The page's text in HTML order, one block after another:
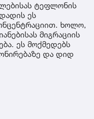
ტეფლონის
ეს
ხოლო,
მიგრაციის
ეს მოქმედებს
და დიდ